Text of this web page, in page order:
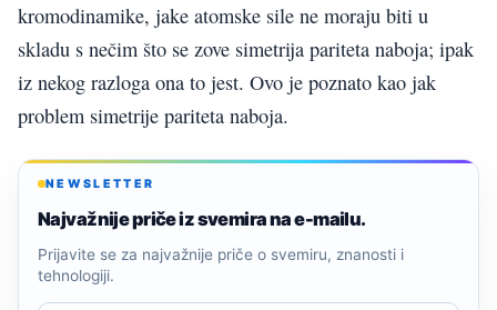
kromodinamike, jake atomske sile ne moraju biti u
skladu s nečim što se zove simetrija pariteta naboja; ipak
iz nekog razloga ona to jest. Ovo je poznato kao jak
problem simetrije pariteta naboja.
NEWSLETTER
Najvažnije priče iz svemira na e-mailu.
Prijavite se za najvažnije priče o svemiru, znanosti i
tehnologiji.